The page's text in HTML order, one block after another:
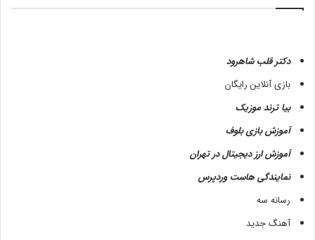
دکتر قلب شاهرود
بازی آنلاین رایگان
بیا ترند موزیک
آموزش بازی بلوف
آموزش ارز دیجیتال در تهران
نمایندگی هاست وردپرس
رسانه سه
آهنگ جدید